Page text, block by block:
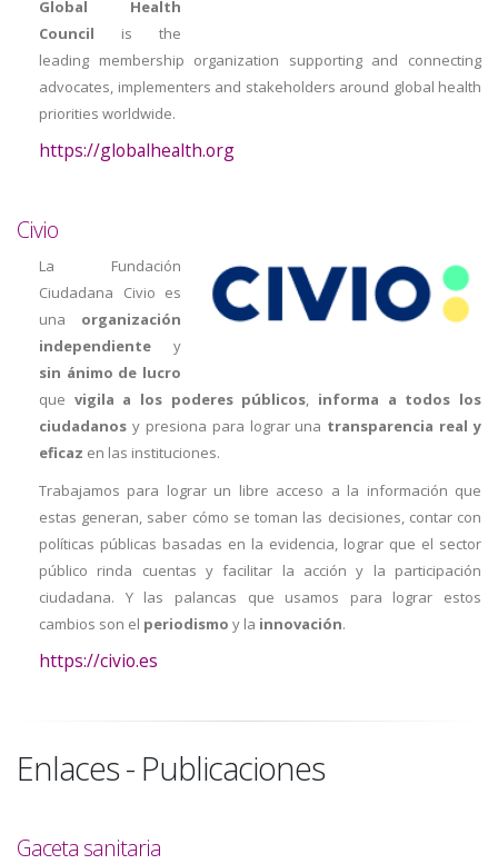
Global Health
Council is the
leading membership organization supporting and connecting
advocates, implementers and stakeholders around global health
priorities worldwide.
https://globalhealth.org
Civio
La Fundación
Ciudadana Civio es
una organización
independiente y
sin ánimo de lucro
que vigila a los poderes públicos, informa a todos los
ciudadanos y presiona para lograr una transparencia real y
eficaz en las instituciones.
Trabajamos para lograr un libre acceso a la información que
estas generan, saber cómo se toman las decisiones, contar con
políticas públicas basadas en la evidencia, lograr que el sector
público rinda cuentas y facilitar la acción y la participación
ciudadana. Y las palancas que usamos para lograr estos
cambios son el periodismo y la innovación.
https://civio.es
Enlaces - Publicaciones
Gaceta sanitaria